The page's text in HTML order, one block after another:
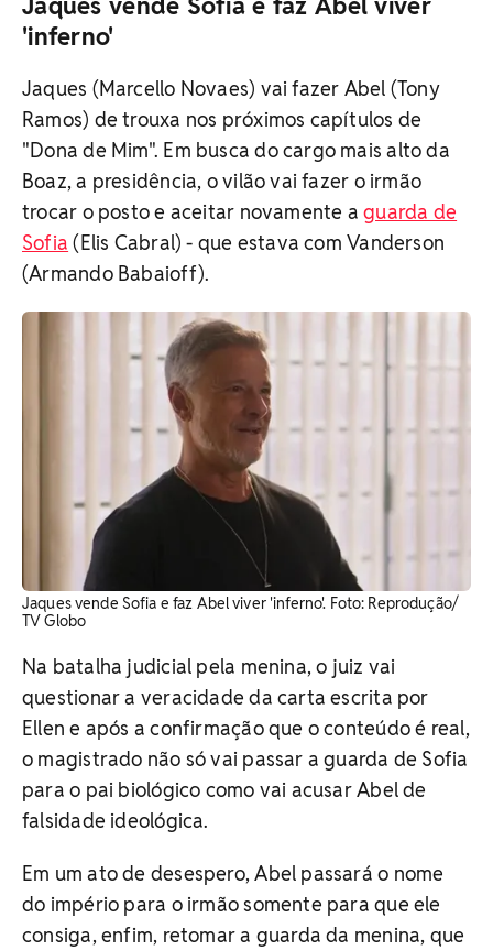
'inferno'
Jaques (Marcello Novaes) vai fazer Abel (Tony
Ramos) de trouxa nos próximos capítulos de
"Dona de Mim". Em busca do cargo mais alto da
Boaz, a presidência, o vilão vai fazer o irmão
trocar o posto e aceitar novamente aguarda de
Sofia (Elis Cabral) - que estava com Vanderson
(Armando Babaioff).
Jaques vende Sofia e faz Abel viver 'inferno'. ​Foto: Reprodução/
TV Globo
Na batalha judicial pela menina, o juiz vai
questionar a veracidade da carta escrita por
Ellen e após a confirmação que o conteúdo é real,
o magistrado não só vai passar a guarda de Sofia
para o pai biológico como vai acusar Abel de
falsidade ideológica.
Em um ato de desespero, Abel passará o nome
do império para o irmão somente para que ele
consiga, enfim, retomar a guarda da menina, que